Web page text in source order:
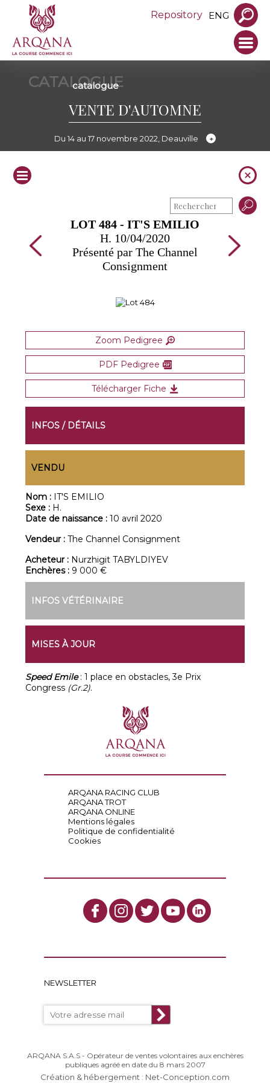
Repository ENG
CATALOGUE
catalogue
VENTE D'AUTOMNE
Du 14 au 17 novembre 2022, Deauville
LOT 484 - IT'S EMILIO
H. 10/04/2020
Présenté par The Channel
Consignment
Zoom Pedigree
PDF Pedigree
Télécharger Fiche
INFOS / DÉTAILS
VENDU
Nom : IT'S EMILIO
Sexe : H.
Date de naissance :10 avril 2020
Vendeur :The Channel Consignment
Acheteur : Nurzhigit TABYLDIYEV
Enchères : 9 000 €
INFOS VÉTÉRINAIRE
MISES À JOUR
Speed Emile: 1 place en obstacles, 3e Prix
Congress (Gr.2).
ARQANA RACING CLUB
ARQANA TROT
ARQANA ONLINE
Mentions légales
Politique de confidentialité
Cookies
NEWSLETTER
ARQANA S.A.S - Opérateur de ventes volontaires aux enchères
publiques agréé en date du 8 mars 2007
Création & hébergement : Net-Conception.com